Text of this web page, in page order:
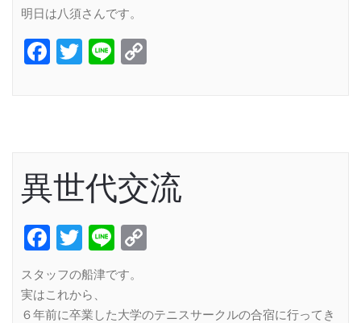
明日は八須さんです。
Facebook
Twitter
Line
異世代交流
Facebook
Twitter
Line
スタッフの船津です。
実はこれから、
６年前に卒業した大学のテニスサークルの合宿に行ってき